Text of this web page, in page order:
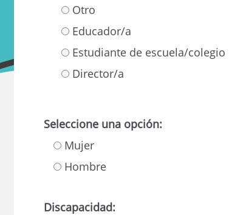
Otro
Educador/a
Estudiante de escuela/colegio
Director/a
Seleccione una opción:
Mujer
Hombre
Discapacidad: